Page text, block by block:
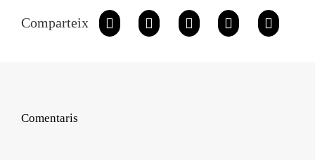
Comparteix
Comentaris